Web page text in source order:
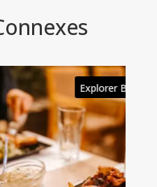
Explorer Bruxelles